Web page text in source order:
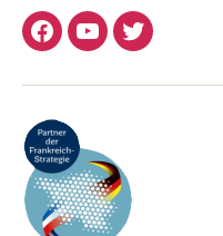
Facebook
YouTubeTwitter